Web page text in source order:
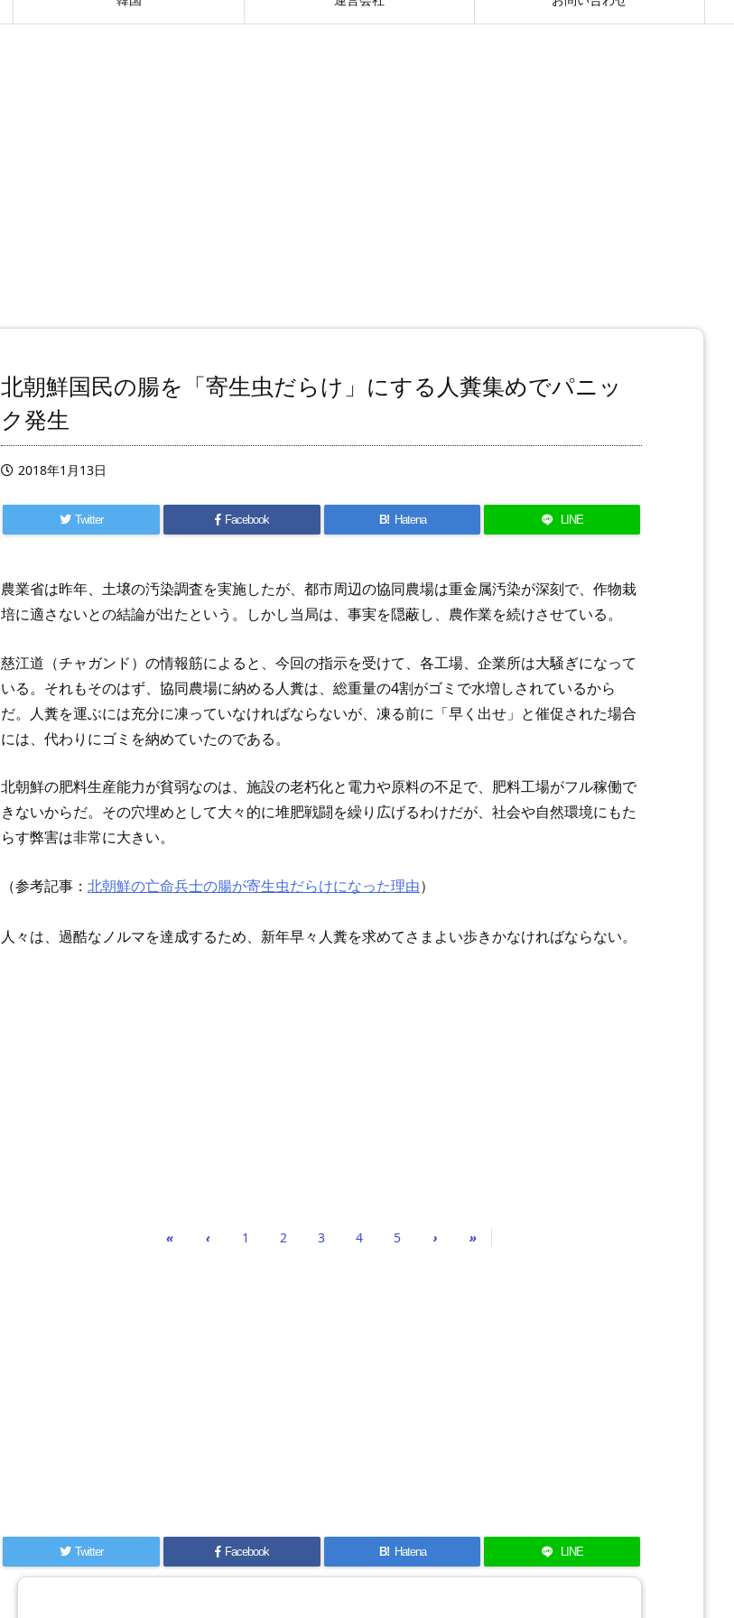
北朝鮮国民の腸を「寄生虫だらけ」にする人糞集めでパニッ
ク発生
2018年1月13日
Twitter Facebook B! Hatena LINE
農業省は昨年、土壌の汚染調査を実施したが、都市周辺の協同農場は重金属汚染が深刻で、作物栽
培に適さないとの結論が出たという。しかし当局は、事実を隠蔽し、農作業を続けさせている。
慈江道（チャガンド）の情報筋によると、今回の指示を受けて、各工場、企業所は大騒ぎになって
いる。それもそのはず、協同農場に納める人糞は、総重量の4割がゴミで水増しされているから
だ。人糞を運ぶには充分に凍っていなければならないが、凍る前に「早く出せ」と催促された場合
には、代わりにゴミを納めていたのである。
北朝鮮の肥料生産能力が貧弱なのは、施設の老朽化と電力や原料の不足で、肥料工場がフル稼働で
きないからだ。その穴埋めとして大々的に堆肥戦闘を繰り広げるわけだが、社会や自然環境にもた
らす弊害は非常に大きい。
（参考記事： 北朝鮮の亡命兵士の腸が寄生虫だらけになった理由）
人々は、過酷なノルマを達成するため、新年早々人糞を求めてさまよい歩きかなければならない。
« ‹ 1 2 3 4 5 › »
Twitter Facebook B! Hatena LINE